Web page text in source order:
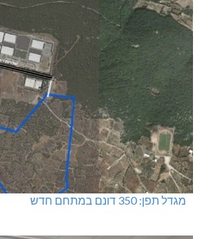
מגדל תפן: 350 דונם במתחם חדש